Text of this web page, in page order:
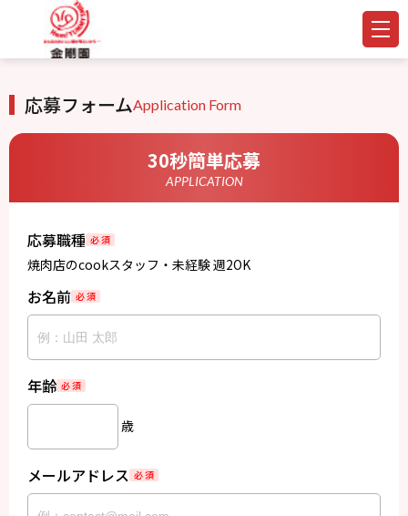
応募フォームApplication Form
30秒簡単応募
APPLICATION
応募職種 必 須
焼肉店のcookスタッフ・未経験 週2OK
お名前 必 須
年齢 必 須
歳
メールアドレス 必 須